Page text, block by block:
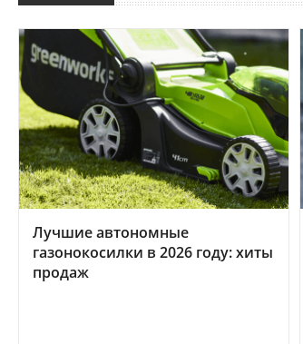
Лучшие автономные
газонокосилки в 2026 году: хиты
продаж